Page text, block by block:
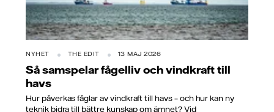
NYHET THE EDIT 13 MAJ 2026
Så samspelar fågelliv och vindkraft till
havs
Hur påverkas fåglar av vindkraft till havs – och hur kan ny
teknik bidra till bättre kunskap om ämnet? Vid